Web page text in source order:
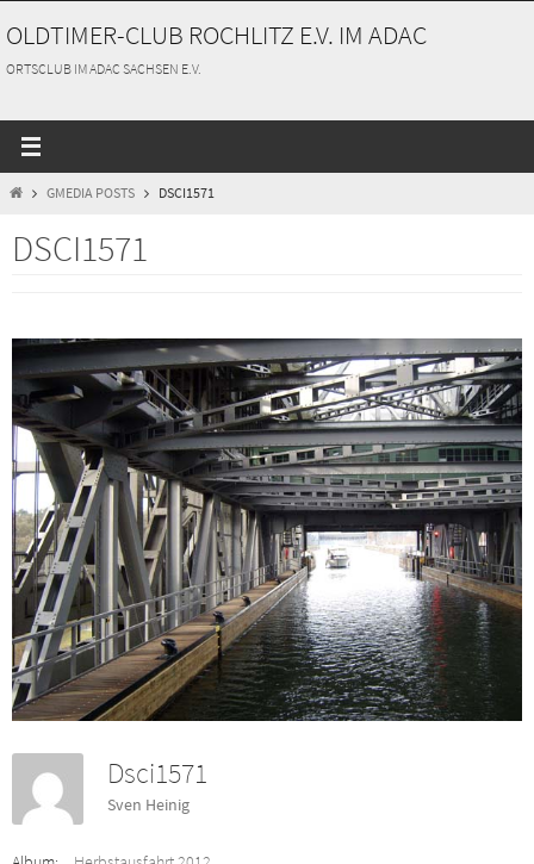
Inhalt
springen
OLDTIMER-CLUB ROCHLITZ E.V. IM ADAC
ORTSCLUB IM ADAC SACHSEN E.V.
STARTGMEDIA POSTS DSCI1571
DSCI1571
Dsci1571
Sven Heinig